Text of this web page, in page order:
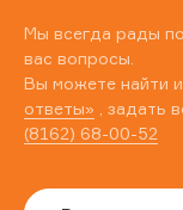
Мы всегда рады
вас вопросы.
Вы можете найти
ответы» , задать
(8162) 68-00-52